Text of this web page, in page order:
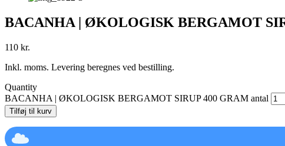
BACANHA | ØKOLOGISK BERGAMOT
110 kr.
Inkl. moms. Levering beregnes ved bestilling.
Quantity
BACANHA | ØKOLOGISK BERGAMOT SIRUP 400 GRAM antal
Tilføj til kurv